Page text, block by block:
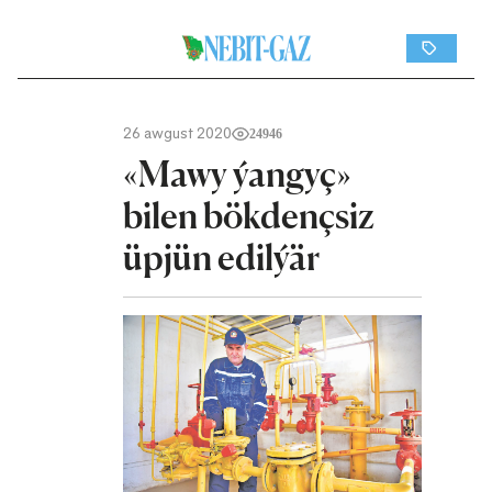
26 awgust 2020 24946
«Mawy ýangyç»
bilen bökdençsiz
üpjün edilýär